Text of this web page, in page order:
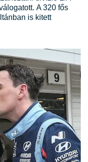
A 320 fős
is kitett